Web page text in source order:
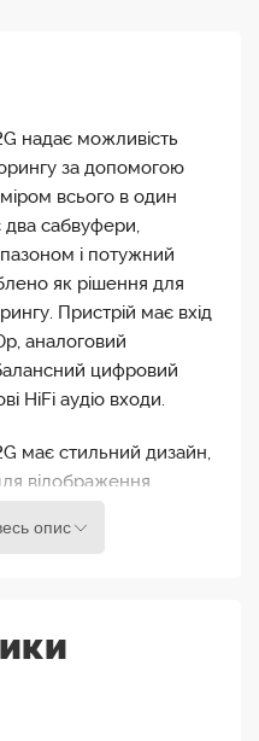
надає можливість
за допомогою
всього в один
два сабвуфери,
і потужний
як рішення для
Пристрій має вхід
аналоговий
цифровий
HiFi аудіо входи.
має стильний дизайн,
відображення
є HDMI 4K вихід
Audio Monitor 12G
опис